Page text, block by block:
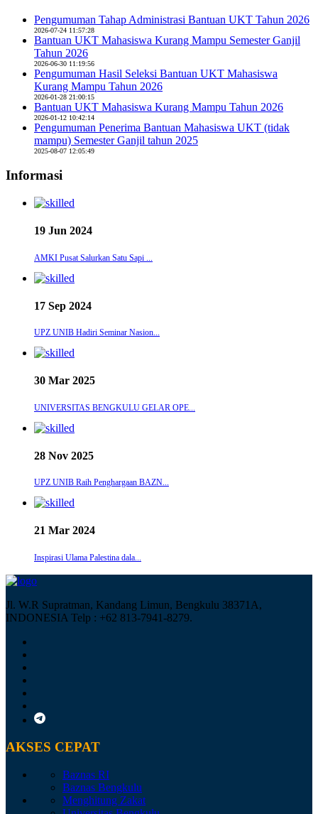
Pengumuman Tahap Administrasi Bantuan UKT Tahun 2026
2026-07-24 11:57:28
Bantuan UKT Mahasiswa Kurang Mampu Semester Ganjil
Tahun 2026
2026-06-30 11:19:56
Pengumuman Hasil Seleksi Bantuan UKT Mahasiswa
Kurang Mampu Tahun 2026
2026-01-28 21:00:15
Bantuan UKT Mahasiswa Kurang Mampu Tahun 2026
2026-01-12 10:42:14
Pengumuman Penerima Bantuan Mahasiswa UKT (tidak
mampu) Semester Ganjil tahun 2025
2025-08-07 12:05:49
Informasi
19 Jun 2024
AMKI Pusat Salurkan Satu Sapi ...
17 Sep 2024
UPZ UNIB Hadiri Seminar Nasion...
30 Mar 2025
UNIVERSITAS BENGKULU GELAR OPE...
28 Nov 2025
UPZ UNIB Raih Penghargaan BAZN...
21 Mar 2024
Inspirasi Ulama Palestina dala...
Jl. W.R Supratman, Kandang Limun, Bengkulu 38371A,
INDONESIA Telp : +62 813-7941-8279.
AKSES CEPAT
Baznas RI
Baznas Bengkulu
Menghitung Zakat